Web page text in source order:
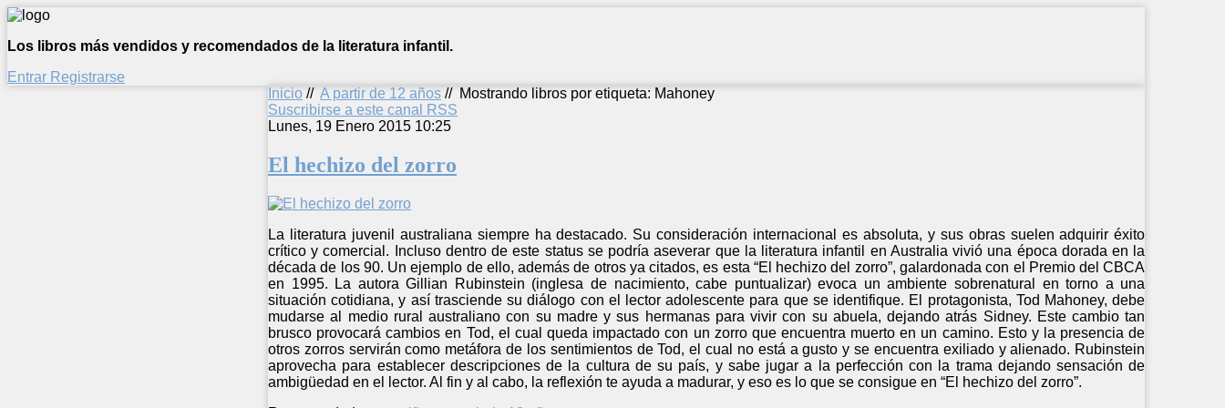
Los libros más vendidos y recomendados de la literatura infantil.
Entrar Registrarse
Inicio // A partir de 12 años // Mostrando libros por etiqueta: Mahoney
Suscribirse a este canal RSS
Lunes, 19 Enero 2015 10:25
El hechizo del zorro
La literatura juvenil australiana siempre ha destacado. Su consideración internacional es absoluta, y sus obras suelen adquirir éxito
crítico y comercial. Incluso dentro de este status se podría aseverar que la literatura infantil en Australia vivió una época dorada en la
década de los 90. Un ejemplo de ello, además de otros ya citados, es esta “El hechizo del zorro”, galardonada con el Premio del CBCA
en 1995. La autora Gillian Rubinstein (inglesa de nacimiento, cabe puntualizar) evoca un ambiente sobrenatural en torno a una
situación cotidiana, y así trasciende su diálogo con el lector adolescente para que se identifique. El protagonista, Tod Mahoney, debe
mudarse al medio rural australiano con su madre y sus hermanas para vivir con su abuela, dejando atrás Sidney. Este cambio tan
brusco provocará cambios en Tod, el cual queda impactado con un zorro que encuentra muerto en un camino. Esto y la presencia de
otros zorros servirán como metáfora de los sentimientos de Tod, el cual no está a gusto y se encuentra exiliado y alienado. Rubinstein
aprovecha para establecer descripciones de la cultura de su país, y sabe jugar a la perfección con la trama dejando sensación de
ambigüedad en el lector. Al fin y al cabo, la reflexión te ayuda a madurar, y eso es lo que se consigue en “El hechizo del zorro”.